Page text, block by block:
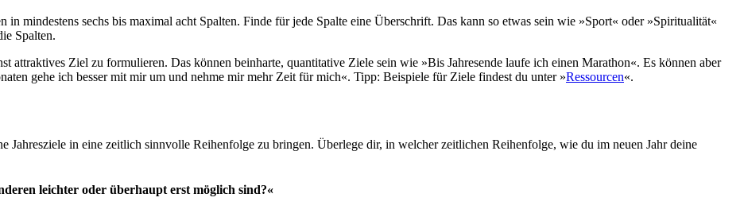
in mindestens sechs bis maximal acht Spalten. Finde für jede Spalte eine Überschrift. Das kann so etwas sein wie »Sport« oder »Spiritualität«
Spalten.
attraktives Ziel zu formulieren. Das können beinharte, quantitative Ziele sein wie »Bis Jahresende laufe ich einen Marathon«. Es können aber
gehe ich besser mit mir um und nehme mir mehr Zeit für mich«. Tipp: Beispiele für Ziele findest du unter »Ressourcen«.
Jahresziele in eine zeitlich sinnvolle Reihenfolge zu bringen. Überlege dir, in welcher zeitlichen Reihenfolge, wie du im neuen Jahr deine
leichter oder überhaupt erst möglich sind?«